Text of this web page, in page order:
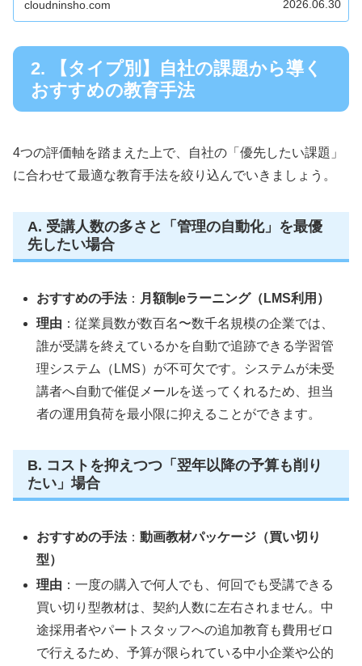
cloudninsho.com 2026.06.30
2. 【タイプ別】自社の課題から導く
おすすめの教育手法
4つの評価軸を踏まえた上で、自社の「優先したい課題」
に合わせて最適な教育手法を絞り込んでいきましょう。
A. 受講人数の多さと「管理の自動化」を最優
先したい場合
おすすめの手法： 月額制eラーニング（LMS利用）
理由 ：従業員数が数百名〜数千名規模の企業では、
誰が受講を終えているかを自動で追跡できる学習管
理システム（LMS）が不可欠です。システムが未受
講者へ自動で催促メールを送ってくれるため、担当
者の運用負荷を最小限に抑えることができます。
B. コストを抑えつつ「翌年以降の予算も削り
たい」場合
おすすめの手法：動画教材パッケージ（買い切り
型）
理由 ：一度の購入で何人でも、何回でも受講できる
買い切り型教材は、契約人数に左右されません。中
途採用者やパートスタッフへの追加教育も費用ゼロ
で行えるため、予算が限られている中小企業や公的